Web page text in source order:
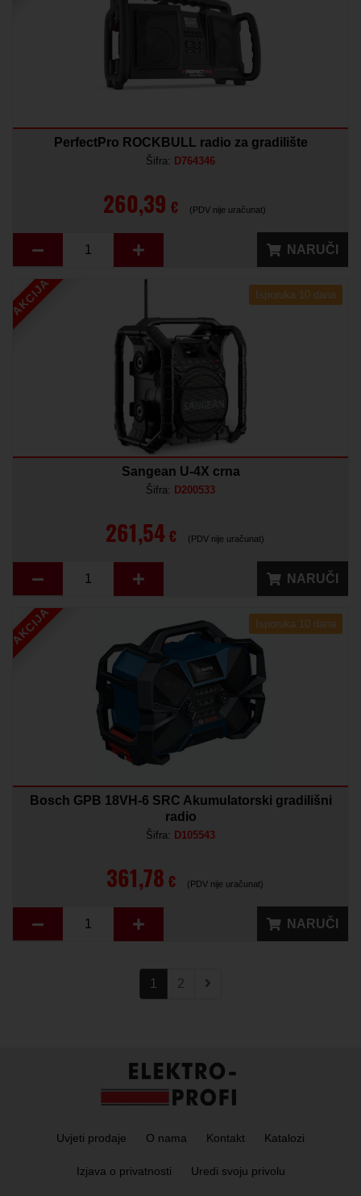
PerfectPro ROCKBULL radio za gradilište
Šifra: D764346
260,39 € (PDV nije uračunat)
NARUČI
AKCIJA Isporuka 10 dana
Sangean U-4X crna
Šifra: D200533
261,54 € (PDV nije uračunat)
NARUČI
AKCIJA Isporuka 10 dana
Bosch GPB 18VH-6 SRC Akumulatorski gradilišni
radio
Šifra: D105543
361,78 € (PDV nije uračunat)
NARUČI
1 2
Uvjeti prodaje O nama Kontakt Katalozi
Izjava o privatnosti Uredi svoju privolu